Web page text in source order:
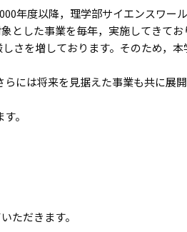
年度以降，理学部サイエンスワー
とした事業を毎年，実施してきてお
さを増しております。そのため，
には将来を見据えた事業も共に展
。
大学
ただきます。